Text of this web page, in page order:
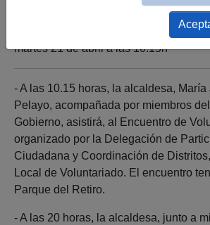
martes 21 de abril a las 10:15h
- A las 10.15 horas, la alcaldesa, María
Pelayo, acompañada por miembros
Gobierno, asistirá, al Encuentro de
organizado por la Delegación de
Ciudadana y Coordinación de
Local de Voluntariado. El encuentro
Parque del Retiro.
- A las 20 horas, la alcaldesa, junto a